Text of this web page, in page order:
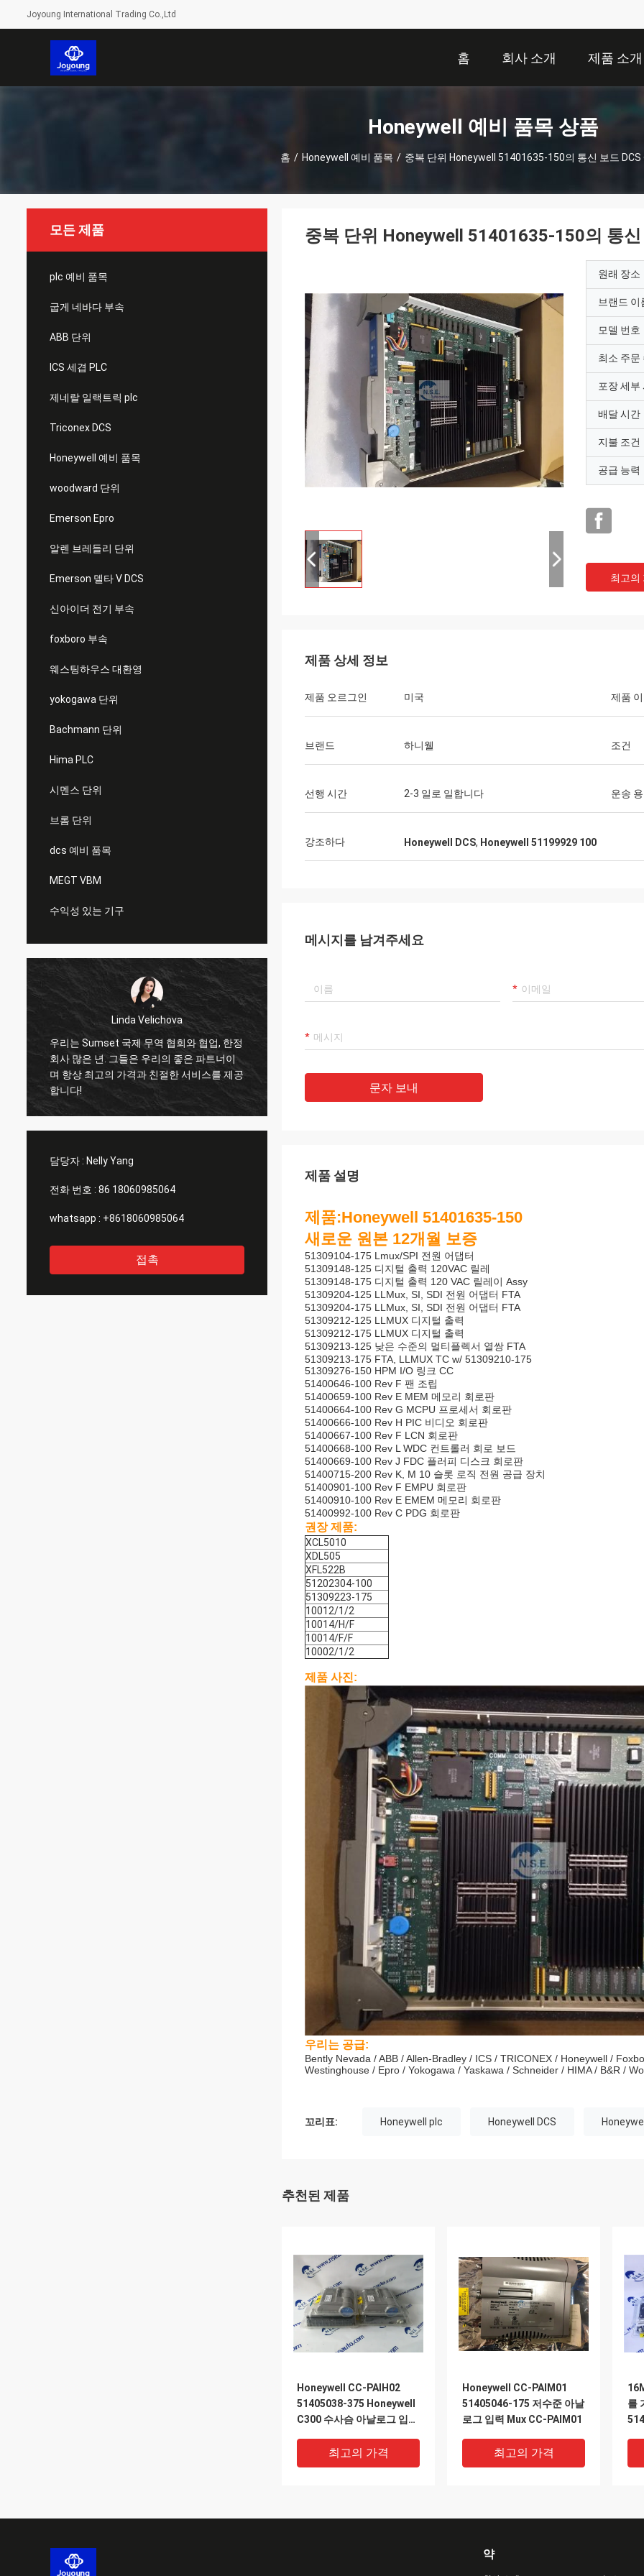
Joyoung International Trading Co.,Ltd
홈 회사 소개 제품 소개
Honeywell 예비 품목 상품
홈 / Honeywell 예비 품목 / 중복 단위 Honeywell 51401635-150의 통신 보드 DCS
모든 제품
plc 예비 품목
굽게 네바다 부속
ABB 단위
ICS 세겹 PLC
제네랄 일랙트릭 plc
Triconex DCS
Honeywell 예비 품목
woodward 단위
Emerson Epro
알렌 브레들리 단위
Emerson 델타 V DCS
신아이더 전기 부속
foxboro 부속
웨스팅하우스 대환영
yokogawa 단위
Bachmann 단위
Hima PLC
시멘스 단위
브롬 단위
dcs 예비 품목
MEGT VBM
수익성 있는 기구
Linda Velichova
우리는 Sumset 국제 무역 협회와 협업, 한정
회사 많은 년. 그들은 우리의 좋은 파트너이
며 항상 최고의 가격과 친절한 서비스를 제공
합니다!
삼세트 국제 무역회사, 한정 회사는 신뢰할
을 수입합니다. 좋은 품질의 제품과 적절한
서비스를 받고 있습니다. 그것은 우리의 오랜
협력자가 될 것입니다!
담당자 : Nelly Yang
전화 번호 : 86 18060985064
whatsapp : +8618060985064
접촉
중복 단위 Honeywell 51401635-150의 통신
원래 장소
브랜드 이
모델 번호
최소 주문
포장 세부
배달 시간
지불 조건
공급 능력
최고의
제품 상세 정보
제품 오르그인 미국 제품
브랜드 하니웰 조건
선행 시간 2-3 일로 일합니다 운송
강조하다 Honeywell DCS, Honeywell 51199929 100
메시지를 남겨주세요
문자 보내
제품 설명
제품:Honeywell 51401635-150
새로운 원본 12개월 보증
51309104-175 Lmux/SPI 전원 어댑터
51309148-125 디지털 출력 120VAC 릴레
51309148-175 디지털 출력 120 VAC 릴레이 Assy
51309204-125 LLMux, SI, SDI 전원 어댑터 FTA
51309204-175 LLMux, SI, SDI 전원 어댑터 FTA
51309212-125 LLMUX 디지털 출력
51309212-175 LLMUX 디지털 출력
51309213-125 낮은 수준의 멀티플렉서 열쌍 FTA
51309213-175 FTA, LLMUX TC w/ 51309210-175
51309276-150 HPM I/O 링크 CC
51400646-100 Rev F 팬 조립
51400659-100 Rev E MEM 메모리 회로판
51400664-100 Rev G MCPU 프로세서 회로판
51400666-100 Rev H PIC 비디오 회로판
51400667-100 Rev F LCN 회로판
51400668-100 Rev L WDC 컨트롤러 회로 보드
51400669-100 Rev J FDC 플러피 디스크 회로판
51400715-200 Rev K, M 10 슬롯 로직 전원 공급 장치
51400901-100 Rev F EMPU 회로판
51400910-100 Rev E EMEM 메모리 회로판
51400992-100 Rev C PDG 회로판
권장 제품:
XCL5010
XDL505
XFL522B
51202304-100
51309223-175
10012/1/2
10014/H/F
10014/F/F
10002/1/2
제품 사진:
우리는 공급:
Bently Nevada / ABB / Allen-Bradley / ICS / TRICONEX / Honeywell /
Westinghouse / Epro / Yokogawa / Yaskawa / Schneider / HIMA / B&R /
꼬리표: Honeywell plc Honeywell DCS
추천된 제품
Honeywell CC-PAIH02
51405038-375 Honeywell
C300 수사슴 아날로그 입력
최고의 가격
Honeywell CC-PAIM01
51405046-175 저수준 아날
로그 입력 Mux CC-PAIM01
최고의 가격
를
약